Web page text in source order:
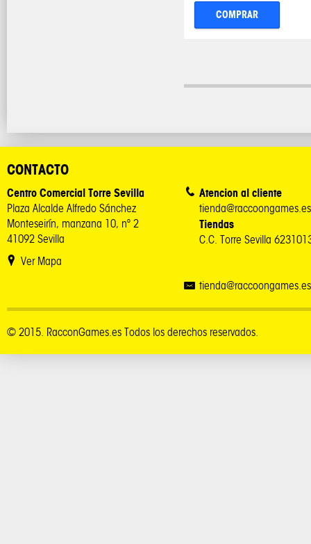
COMPRAR
CONTACTO
Centro Comercial Torre Sevilla
Plaza Alcalde Alfredo Sánchez
Monteseirín, manzana 10, nº 2
41092 Sevilla
Ver Mapa
Atencion al cliente
tienda@raccoongames.es
Tiendas
C.C. Torre Sevilla
tienda@raccoongames.es
© 2015. RacconGames.es Todos los derechos reservados.